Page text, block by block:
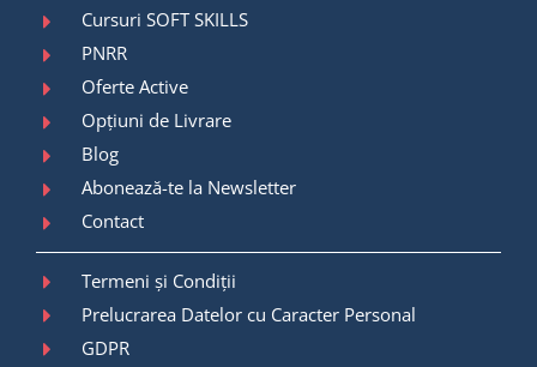
Cursuri SOFT SKILLS
PNRR
Oferte Active
Opțiuni de Livrare
Blog
Abonează-te la Newsletter
Contact
Termeni și Condiții
Prelucrarea Datelor cu Caracter Personal
GDPR